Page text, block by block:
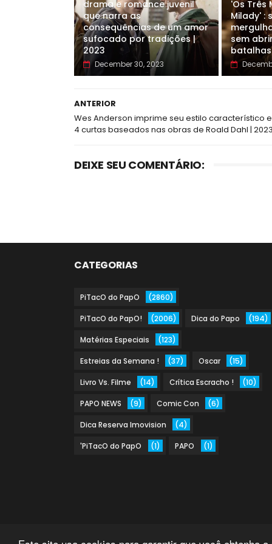
drama e romance juvenil
que narra as
consequências de um amor
sufocado por tradições |
2023
December 30, 2023
'Os Três
Milady' :
sem
ANTERIOR
Wes Anderson imprime seu estilo característico
4 curtas baseados nas obras de Roald Dahl | 2023
DEIXE SEU COMENTÁRIO:
CATEGORIAS
PiTacO do PapO (2860)
PiTacO do PapO! (2006) Dica do Papo (194)
Matérias Especiais (123)
Estreias da Semana ! (37) Oscar (15)
Livro Vs. Filme (14) Crítica Escracho ! (10)
PAPO NEWS (9) Comic Con (6)
Dica Reserva Imovision (4)
'PiTacO do PapO (1) PAPO (1)